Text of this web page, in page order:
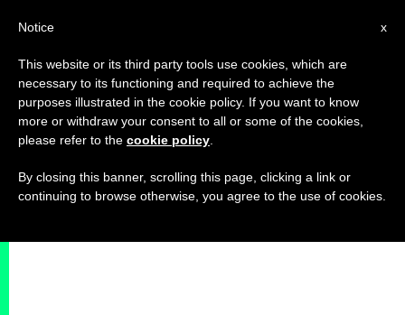
x
Notice
This website or its third party tools use cookies, which are
necessary to its functioning and required to achieve the
purposes illustrated in the cookie policy. If you want to know
more or withdraw your consent to all or some of the cookies,
please refer to the cookie policy
By closing this banner, scrolling this page, clicking a link or
continuing to browse otherwise, you agree to the use of cookies.